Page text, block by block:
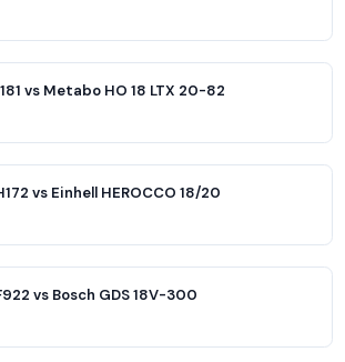
vs Metabo HO 18 LTX 20-82
vs Einhell HEROCCO 18/20
vs Bosch GDS 18V-300